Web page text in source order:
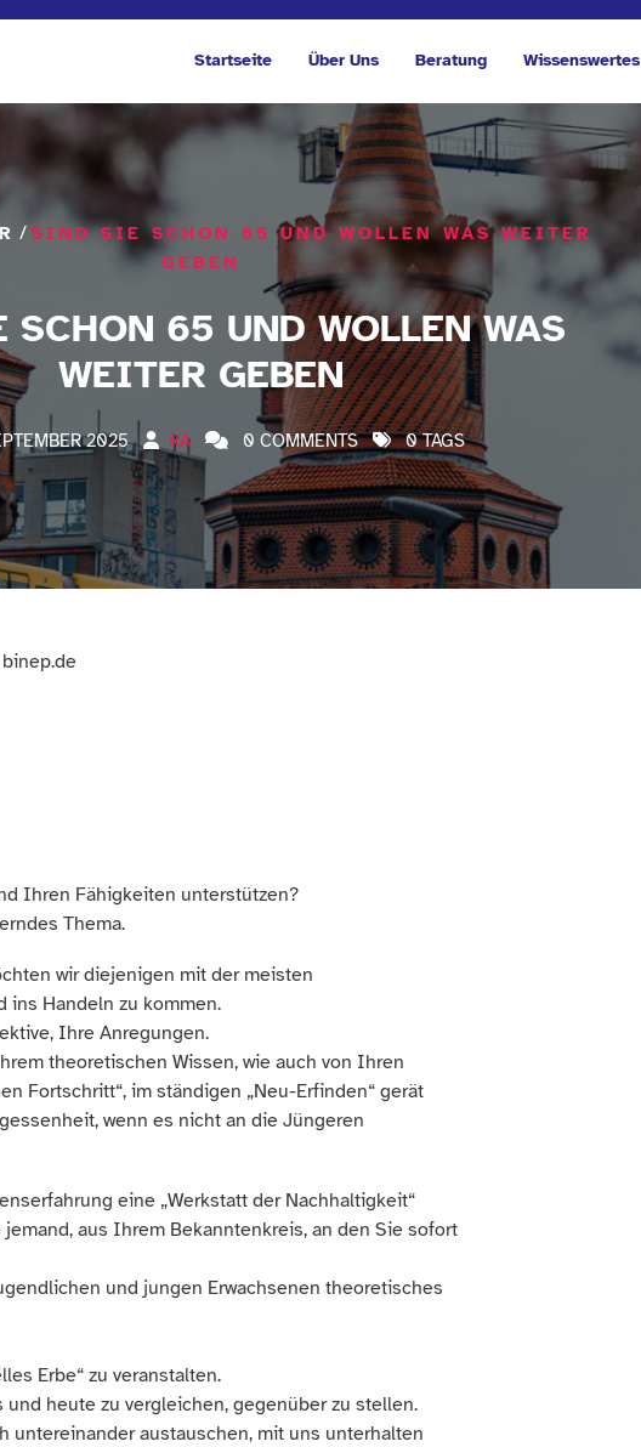
Startseite Über Uns Beratung Wissenswertes
/ SIND SIE SCHON 65 UND WOLLEN WAS WEITER
GEBEN
65 UND WOLLEN WAS
WEITER GEBEN
2025 RA 0 COMMENTS 0 TAGS
Ihren Fähigkeiten unterstützen?
Thema.
wir diejenigen mit der meisten
ins Handeln zu kommen.
Ihre Anregungen.
theoretischen Wissen, wie auch von Ihren
Fortschritt“, im ständigen „Neu-Erfinden“ gerät
wenn es nicht an die Jüngeren
eine „Werkstatt der Nachhaltigkeit“
aus Ihrem Bekanntenkreis, an den Sie sofort
und jungen Erwachsenen theoretisches
Erbe“ zu veranstalten.
und heute zu vergleichen, gegenüber zu stellen.
untereinander austauschen, mit uns unterhalten